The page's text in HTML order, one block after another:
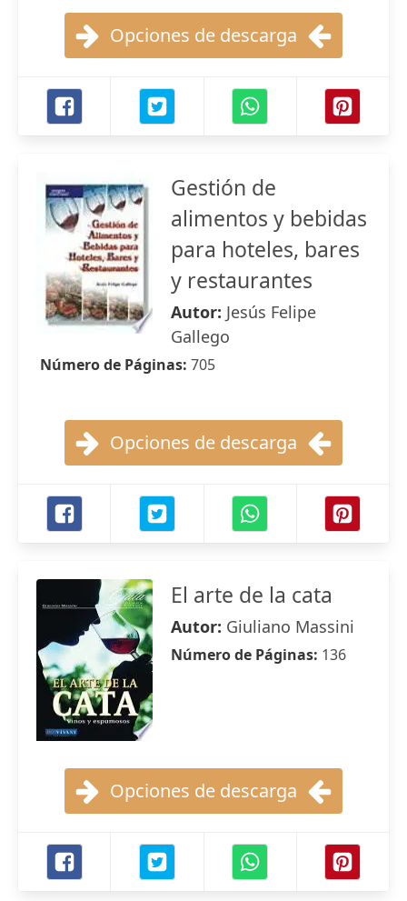
Opciones de descarga
Gestión de
alimentos y bebidas
para hoteles, bares
y restaurantes
Autor: Jesús Felipe
Gallego
Número de Páginas: 705
Opciones de descarga
El arte de la cata
Autor: Giuliano Massini
Número de Páginas: 136
Opciones de descarga